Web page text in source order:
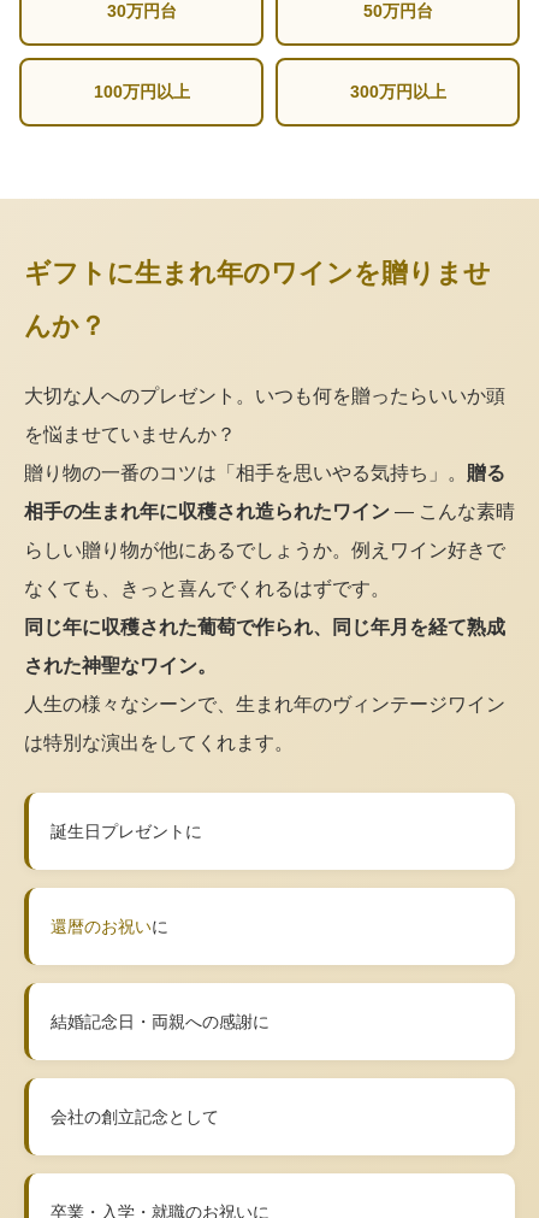
30万円台 50万円台
100万円以上 300万円以上
ギフトに生まれ年のワインを贈りませ
んか？
大切な人へのプレゼント。いつも何を贈ったらいいか頭
を悩ませていませんか？
贈り物の一番のコツは「相手を思いやる気持ち」。 贈る
相手の生まれ年に収穫され造られたワイン — こんな素晴
らしい贈り物が他にあるでしょうか。例えワイン好きで
なくても、きっと喜んでくれるはずです。
同じ年に収穫された葡萄で作られ、同じ年月を経て熟成
された神聖なワイン。
人生の様々なシーンで、生まれ年のヴィンテージワイン
は特別な演出をしてくれます。
誕生日プレゼントに
還暦のお祝いに
結婚記念日・両親への感謝に
会社の創立記念として
卒業・入学・就職のお祝いに